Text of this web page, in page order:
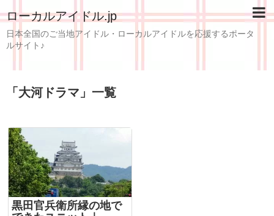
ローカルアイドル.jp
日本全国のご当地アイドル・ローカルアイドルを応援するポータ
ルサイト♪
「 大河ドラマ 」 一覧
黒田官兵衛所縁の地で